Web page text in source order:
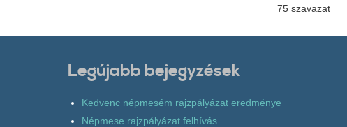
75 szavazat
Legújabb bejegyzések
Kedvenc népmesém rajzpályázat eredménye
Népmese rajzpályázat felhívás